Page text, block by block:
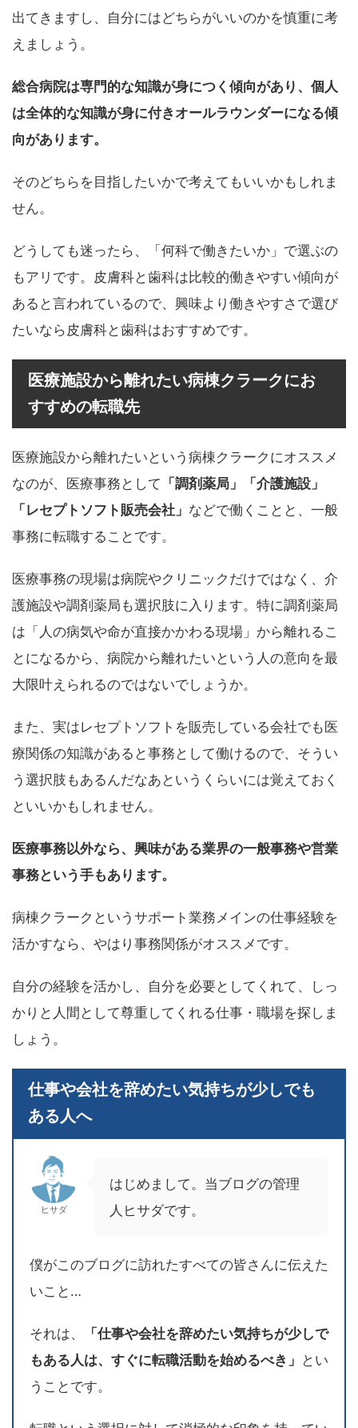
出てきますし、自分にはどちらがいいのかを慎重に考
えましょう。
総合病院は専門的な知識が身につく傾向があり、個人
は全体的な知識が身に付きオールラウンダーになる傾
向があります。
そのどちらを目指したいかで考えてもいいかもしれま
せん。
どうしても迷ったら、「何科で働きたいか」で選ぶの
もアリです。皮膚科と歯科は比較的働きやすい傾向が
あると言われているので、興味より働きやすさで選び
たいなら皮膚科と歯科はおすすめです。
医療施設から離れたい病棟クラークにお
すすめの転職先
医療施設から離れたいという病棟クラークにオススメ
なのが、医療事務として 「調剤薬局」「介護施設」
「レセプトソフト販売会社」 などで働くことと、一般
事務に転職することです。
医療事務の現場は病院やクリニックだけではなく、介
護施設や調剤薬局も選択肢に入ります。特に調剤薬局
は「人の病気や命が直接かかわる現場」から離れるこ
とになるから、病院から離れたいという人の意向を最
大限叶えられるのではないでしょうか。
また、実はレセプトソフトを販売している会社でも医
療関係の知識があると事務として働けるので、そうい
う選択肢もあるんだなあというくらいには覚えておく
といいかもしれません。
医療事務以外なら、興味がある業界の一般事務や営業
事務という手もあります。
病棟クラークというサポート業務メインの仕事経験を
活かすなら、やはり事務関係がオススメです。
自分の経験を活かし、自分を必要としてくれて、しっ
かりと人間として尊重してくれる仕事・職場を探しま
しょう。
仕事や会社を辞めたい気持ちが少しでも
ある人へ
ヒサダ
はじめまして。当ブログの管理
人ヒサダです。
僕がこのブログに訪れたすべての皆さんに伝えた
いこと…
それは、
「仕事や会社を辞めたい気持ちが少しで
もある人は、すぐに転職活動を始めるべき」 とい
うことです。